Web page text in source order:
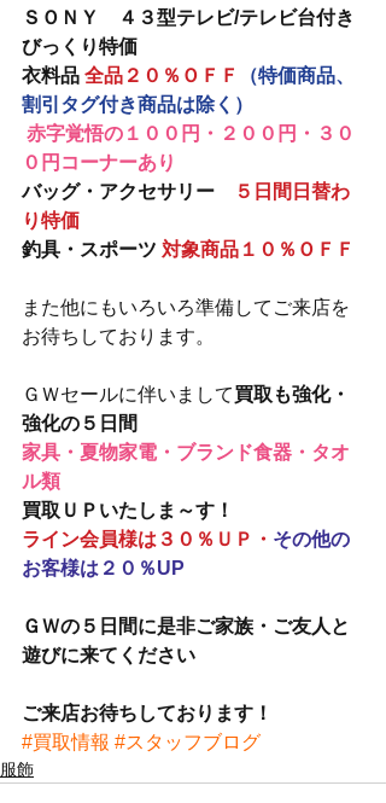
ＳＯＮＹ　４３型テレビ/テレビ台付き
びっくり特価
衣料品 全品２０％ＯＦＦ
（特価商品、
割引タグ付き商品は除く）
赤字覚悟の１００円・２００円・３０
０円コーナーあり
バッグ・アクセサリー
５日間日替わ
り特価
釣具・スポーツ 対象商品１０％ＯＦＦ
また他にもいろいろ準備してご来店を
お待ちしております。
ＧＷセールに伴いまして買取も強化・
強化の５日間
家具・夏物家電・ブランド食器・タオ
ル類
買取ＵＰいたしま～す！
ライン会員様は３０％ＵＰ・ その他の
お客様は２０％UP
ＧＷの５日間に是非ご家族・ご友人と
遊びに来てください
ご来店お待ちしております！
#買取情報 #スタッフブログ
服飾